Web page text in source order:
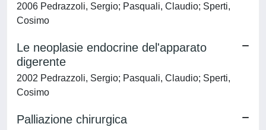
2006 Pedrazzoli, Sergio; Pasquali, Claudio; Sperti,
Cosimo
Le neoplasie endocrine del'apparato
digerente
2002 Pedrazzoli, Sergio; Pasquali, Claudio; Sperti,
Cosimo
Palliazione chirurgica